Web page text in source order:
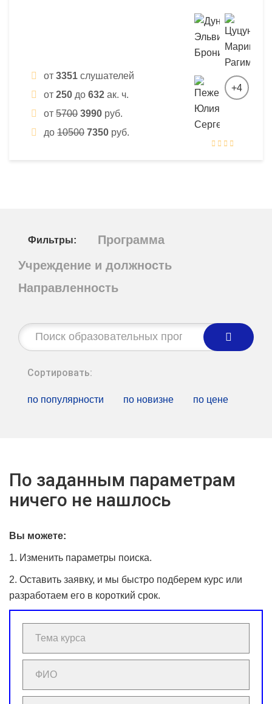
от 3351 слушателей
от 250 до 632 ак. ч.
от 5700 3990 руб.
до 10500 7350 руб.
+4
Фильтры:
Программа
Учреждение и должность
Направленность
Строка
поиска:
Сортировать:
по популярности по новизне по цене
По заданным параметрам
ничего не нашлось
Вы можете:
1. Изменить параметры поиска.
2. Оставить заявку, и мы быстро подберем курс или
разработаем его в короткий срок.